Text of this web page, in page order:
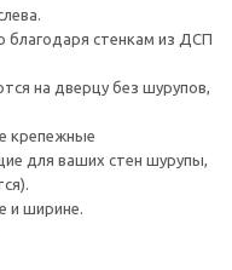
благодаря стенкам из ДСП
на дверцу без шурупов,
крепежные
для ваших стен шурупы,
и ширине.